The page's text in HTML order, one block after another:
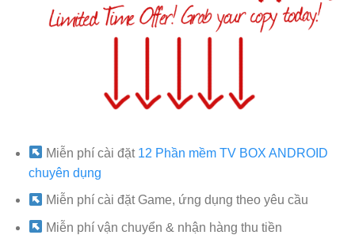
Miễn phí cài đặt 12 Phần mềm TV BOX ANDROID
chuyên dụng
Miễn phí cài đặt Game, ứng dụng theo yêu cầu
Miễn phí vận chuyển & nhận hàng thu tiền